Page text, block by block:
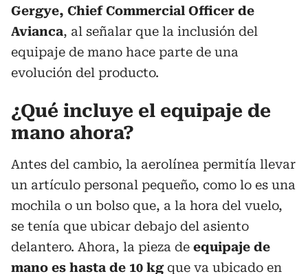
Gergye, Chief Commercial Officer de
Avianca, al señalar que la inclusión del
equipaje de mano hace parte de una
evolución del producto.
¿Qué incluye el equipaje de
mano ahora?
Antes del cambio, la aerolínea permitía llevar
un artículo personal pequeño, como lo es una
mochila o un bolso que, a la hora del vuelo,
se tenía que ubicar debajo del asiento
delantero. Ahora, la pieza de equipaje de
mano es hasta de 10 kg que va ubicado en